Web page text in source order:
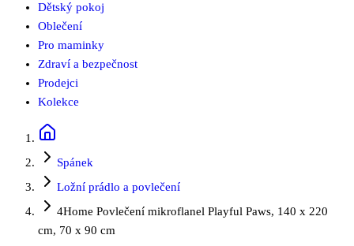
Dětský pokoj
Oblečení
Pro maminky
Zdraví a bezpečnost
Prodejci
Kolekce
Spánek
Ložní prádlo a povlečení
4Home Povlečení mikroflanel Playful Paws, 140 x 220
cm, 70 x 90 cm